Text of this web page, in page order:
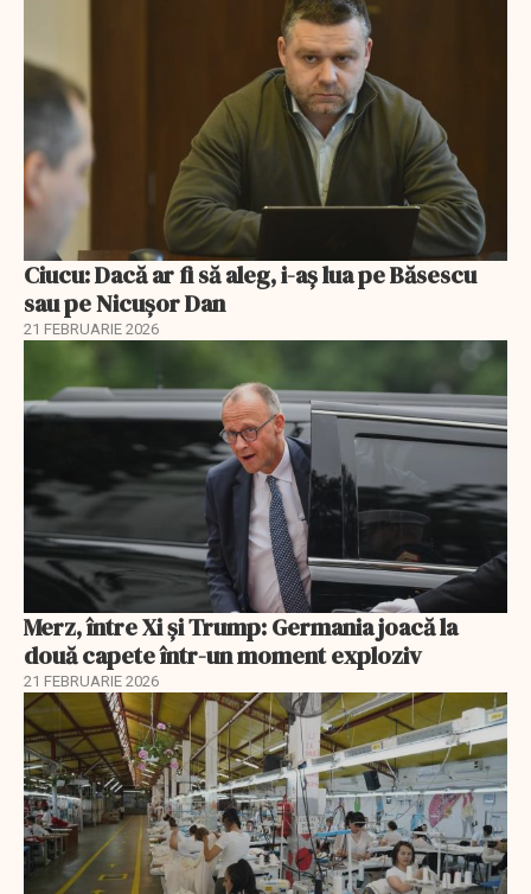
Ciucu: Dacă ar fi să aleg, i-aș lua pe Băsescu
sau pe Nicușor Dan
21 FEBRUARIE 2026
Merz, între Xi și Trump: Germania joacă la
două capete într-un moment exploziv
21 FEBRUARIE 2026